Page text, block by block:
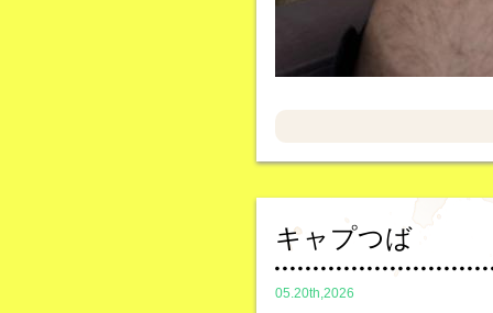
キャプつば
05.20th,2026